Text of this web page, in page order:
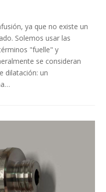
ya que no existe un
Solemos usar las
"fuelle" y
se consideran
dilatación: un